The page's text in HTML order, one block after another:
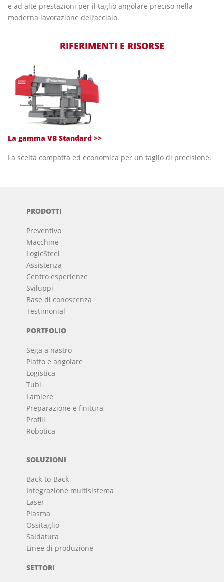
e ad alte prestazioni per il taglio angolare preciso nella
moderna lavorazione dell’acciaio.
RIFERIMENTI E RISORSE
La gamma VB Standard >>
La scelta compatta ed economica per un taglio di precisione.
PRODOTTI
Preventivo
Macchine
LogicSteel
Assistenza
Centro esperienze
Sviluppi
Base di conoscenza
Testimonial
PORTFOLIO
Sega a nastro
Piatto e angolare
Logistica
Tubi
Lamiere
Preparazione e finitura
Profili
Robotica
SOLUZIONI
Back-to-Back
Integrazione multisistema
Laser
Plasma
Ossitaglio
Saldatura
Linee di produzione
SETTORI